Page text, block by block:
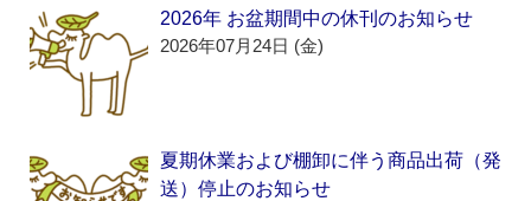
2026年 お盆期間中の休刊のお知らせ
2026年07月24日 (金)
夏期休業および棚卸に伴う商品出荷（発
送）停止のお知らせ